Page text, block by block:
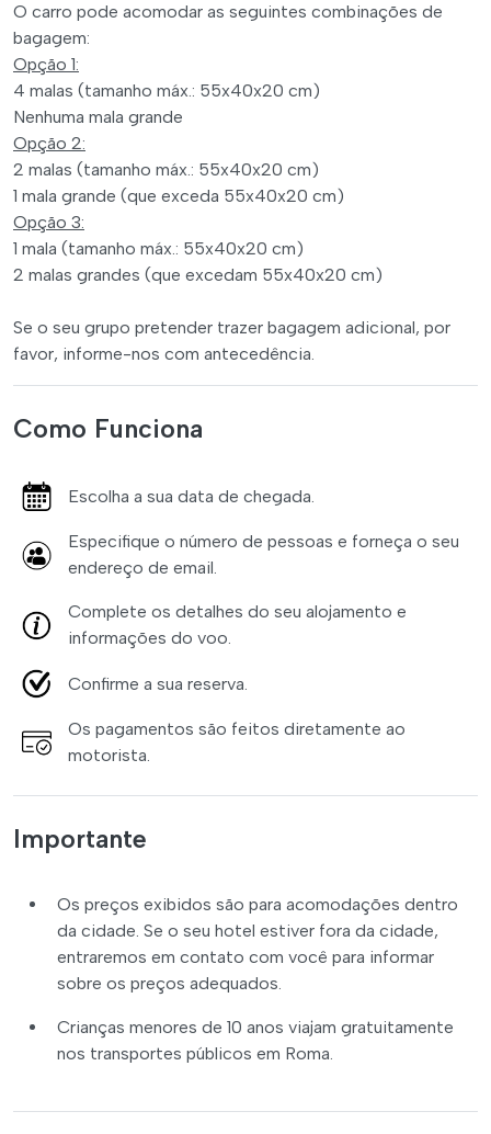
O carro pode acomodar as seguintes combinações de
bagagem:
Opção 1:
4 malas (tamanho máx.: 55x40x20 cm)
Nenhuma mala grande
Opção 2:
2 malas (tamanho máx.: 55x40x20 cm)
1 mala grande (que exceda 55x40x20 cm)
Opção 3:
1 mala (tamanho máx.: 55x40x20 cm)
2 malas grandes (que excedam 55x40x20 cm)
Se o seu grupo pretender trazer bagagem adicional, por
favor, informe-nos com antecedência.
Como Funciona
Escolha a sua data de chegada.
Especifique o número de pessoas e forneça o seu
endereço de email.
Complete os detalhes do seu alojamento e
informações do voo.
Confirme a sua reserva.
Os pagamentos são feitos diretamente ao
motorista.
Importante
Os preços exibidos são para acomodações dentro
da cidade. Se o seu hotel estiver fora da cidade,
entraremos em contato com você para informar
sobre os preços adequados.
Crianças menores de 10 anos viajam gratuitamente
nos transportes públicos em Roma.